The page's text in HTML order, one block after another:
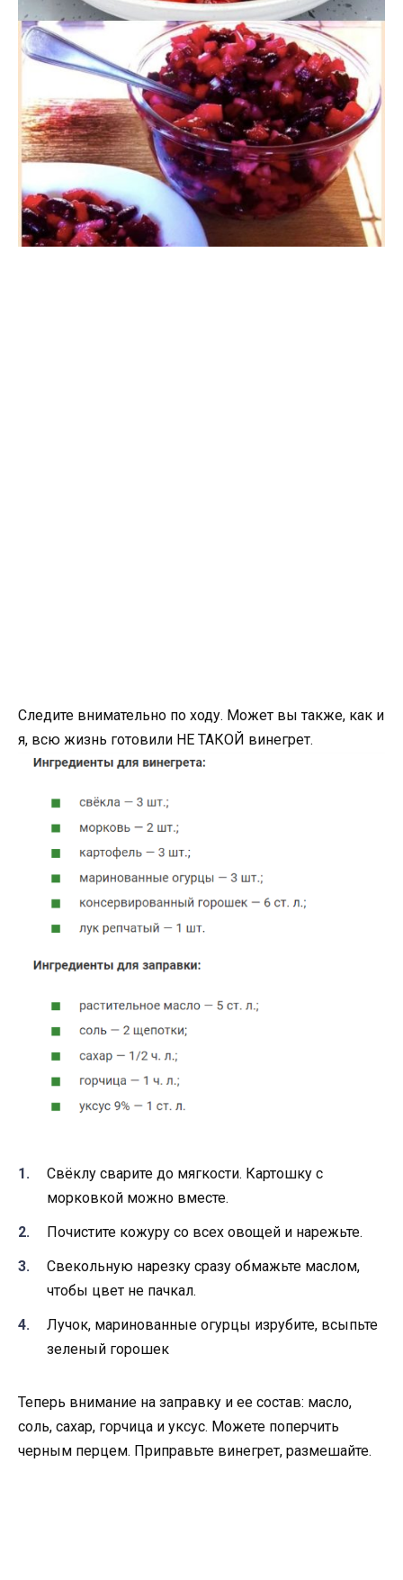
Следите внимательно по ходу. Может вы также, как и
я, всю жизнь готовили НЕ ТАКОЙ винегрет.
Свёклу сварите до мягкости. Картошку с
морковкой можно вместе.
Почистите кожуру со всех овощей и нарежьте.
Свекольную нарезку сразу обмажьте маслом,
чтобы цвет не пачкал.
Лучок, маринованные огурцы изрубите, всыпьте
зеленый горошек
Теперь внимание на заправку и ее состав: масло,
соль, сахар, горчица и уксус. Можете поперчить
черным перцем. Приправьте винегрет, размешайте.